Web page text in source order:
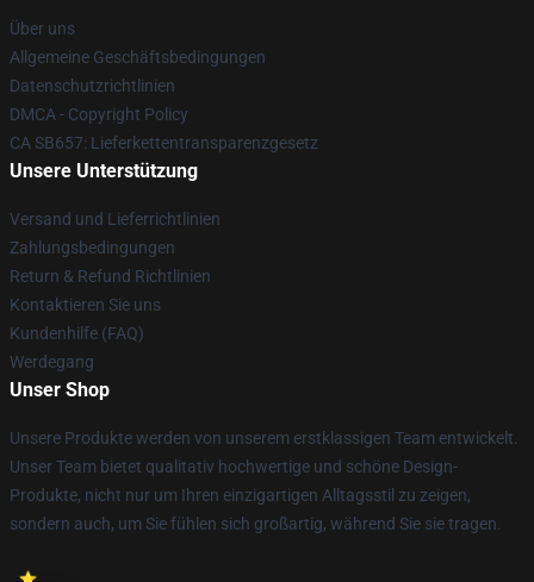
Über uns
Allgemeine Geschäftsbedingungen
Datenschutzrichtlinien
DMCA - Copyright Policy
CA SB657: Lieferkettentransparenzgesetz
Unsere Unterstützung
Versand und Lieferrichtlinien
Zahlungsbedingungen
Return & Refund Richtlinien
Kontaktieren Sie uns
Kundenhilfe (FAQ)
Werdegang
Unser Shop
Unsere Produkte werden von unserem erstklassigen Team entwickelt.
Unser Team bietet qualitativ hochwertige und schöne Design-
Produkte, nicht nur um Ihren einzigartigen Alltagsstil zu zeigen,
sondern auch, um Sie fühlen sich großartig, während Sie sie tragen.